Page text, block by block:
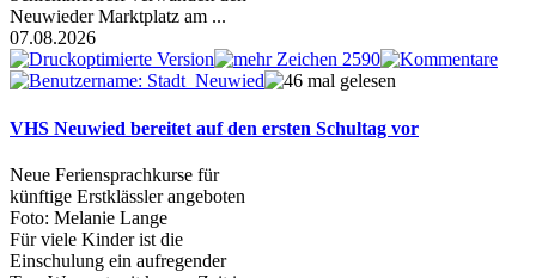
Neuwieder Marktplatz am ...
07.08.2026
VHS Neuwied bereitet auf den ersten Schultag vor
Neue Feriensprachkurse für
künftige Erstklässler angeboten
Foto: Melanie Lange
Für viele Kinder ist die
Einschulung ein aufregender